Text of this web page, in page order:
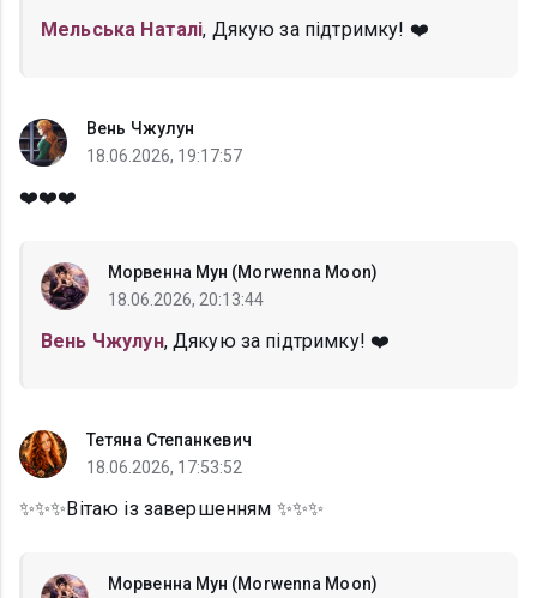
Мельська Наталі, Дякую за підтримку! ❤️
Вень Чжулун
18.06.2026, 19:17:57
❤️❤️❤️
Морвенна Мун (Morwenna Moon)
18.06.2026, 20:13:44
Вень Чжулун, Дякую за підтримку! ❤️
Тетяна Степанкевич
18.06.2026, 17:53:52
✨✨✨Вітаю із завершенням ✨✨✨
Морвенна Мун (Morwenna Moon)